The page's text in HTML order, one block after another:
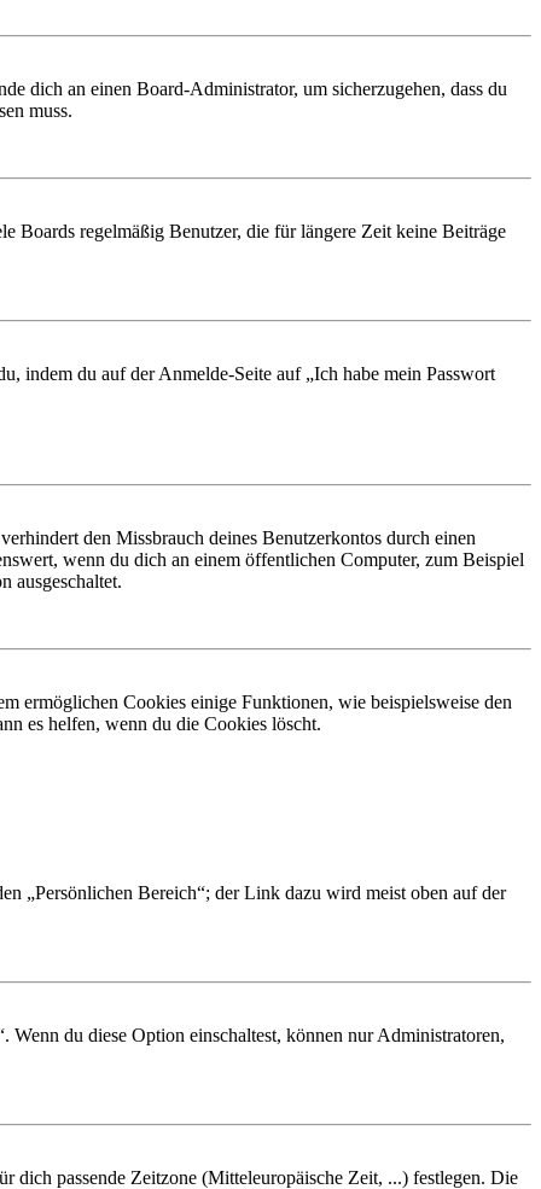
dich an einen Board-Administrator, um sicherzugehen, dass du
muss.
Boards regelmäßig Benutzer, die für längere Zeit keine Beiträge
indem du auf der Anmelde-Seite auf „Ich habe mein Passwort
den Missbrauch deines Benutzerkontos durch einen
wenn du dich an einem öffentlichen Computer, zum Beispiel
ausgeschaltet.
ermöglichen Cookies einige Funktionen, wie beispielsweise den
es helfen, wenn du die Cookies löscht.
„Persönlichen Bereich“; der Link dazu wird meist oben auf der
du diese Option einschaltest, können nur Administratoren,
dich passende Zeitzone (Mitteleuropäische Zeit, ...) festlegen. Die